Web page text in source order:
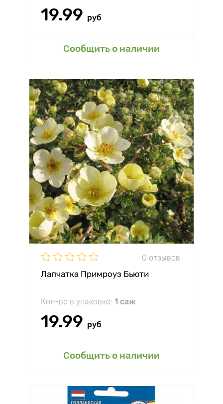
19.99 руб
Сообщить о наличии
0 отзывов
Лапчатка Примроуз Бьюти
Кол-во в упаковке: 1 саж
19.99 руб
Сообщить о наличии